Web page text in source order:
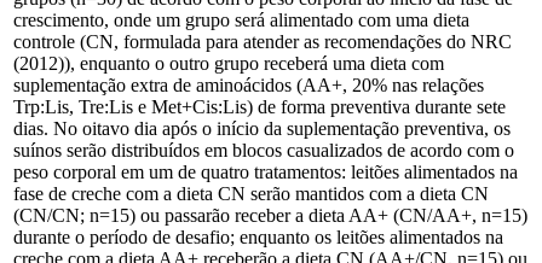
crescimento, onde um grupo será alimentado com uma dieta
controle (CN, formulada para atender as recomendações do NRC
(2012)), enquanto o outro grupo receberá uma dieta com
suplementação extra de aminoácidos (AA+, 20% nas relações
Trp:Lis, Tre:Lis e Met+Cis:Lis) de forma preventiva durante sete
dias. No oitavo dia após o início da suplementação preventiva, os
suínos serão distribuídos em blocos casualizados de acordo com o
peso corporal em um de quatro tratamentos: leitões alimentados na
fase de creche com a dieta CN serão mantidos com a dieta CN
(CN/CN; n=15) ou passarão receber a dieta AA+ (CN/AA+, n=15)
durante o período de desafio; enquanto os leitões alimentados na
creche com a dieta AA+ receberão a dieta CN (AA+/CN, n=15) ou